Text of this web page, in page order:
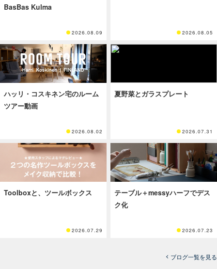
BasBas Kulma
2026.08.09 2026.08.05
ハッリ・コスキネン宅のルーム
ツアー動画
2026.08.02
夏野菜とガラスプレート
2026.07.31
Toolboxと、ツールボックス
2026.07.29
テーブル＋messyハーフでデス
ク化
2026.07.23
ブログ一覧を見る